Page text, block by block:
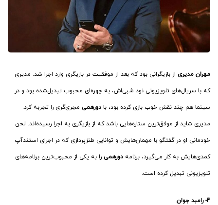
مهران مدیری از بازیگرانی بود که بعد از موفقیت در بازیگری وارد اجرا شد. مدیری
که با سریال‌های تلویزیونی نود شبی‌اش، به چهره‌ای محبوب تبدیل‌شده بود و در
سینما هم چند نقش خوب بازی کرده بود، با دورهمی مجری‌گری را تجربه کرد.
مدیری شاید از موفق‌ترین ستاره‌هایی باشد که از بازیگری به اجرا رسیده‌اند. لحن
خودمانی او در گفتگو با مهمان‌هایش و توانایی طنزپردازی که در اجرای استندآپ
کمدی‌هایش به کار می‌گیرد، برنامه دورهمی را به یکی از محبوب‌ترین برنامه‌های
تلویزیونی تبدیل کرده است.
4- رامبد جوان